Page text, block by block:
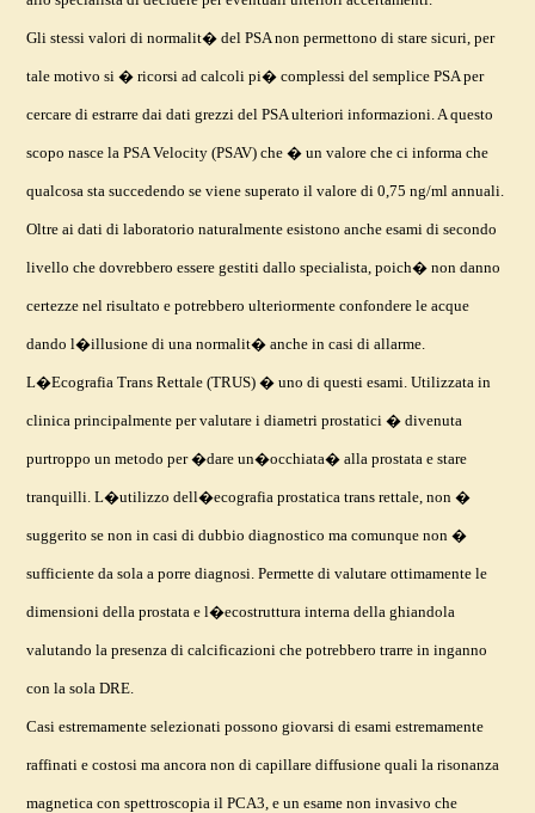
Gli stessi valori di normalit� del PSA non permettono di stare sicuri, per
tale motivo si � ricorsi ad calcoli pi� complessi del semplice PSA per
cercare di estrarre dai dati grezzi del PSA ulteriori informazioni. A questo
scopo nasce la PSA Velocity (PSAV) che � un valore che ci informa che
qualcosa sta succedendo se viene superato il valore di 0,75 ng/ml annuali.
Oltre ai dati di laboratorio naturalmente esistono anche esami di secondo
livello che dovrebbero essere gestiti dallo specialista, poich� non danno
certezze nel risultato e potrebbero ulteriormente confondere le acque
dando l�illusione di una normalit� anche in casi di allarme.
L�Ecografia Trans Rettale (TRUS) � uno di questi esami. Utilizzata in
clinica principalmente per valutare i diametri prostatici � divenuta
purtroppo un metodo per �dare un�occhiata� alla prostata e stare
tranquilli. L�utilizzo dell�ecografia prostatica trans rettale, non �
suggerito se non in casi di dubbio diagnostico ma comunque non �
sufficiente da sola a porre diagnosi. Permette di valutare ottimamente le
dimensioni della prostata e l�ecostruttura interna della ghiandola
valutando la presenza di calcificazioni che potrebbero trarre in inganno
con la sola DRE.
Casi estremamente selezionati possono giovarsi di esami estremamente
raffinati e costosi ma ancora non di capillare diffusione quali la risonanza
magnetica con spettroscopia il PCA3, e un esame non invasivo che